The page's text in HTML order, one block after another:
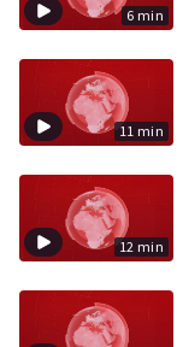
6 min
11 min
12 min